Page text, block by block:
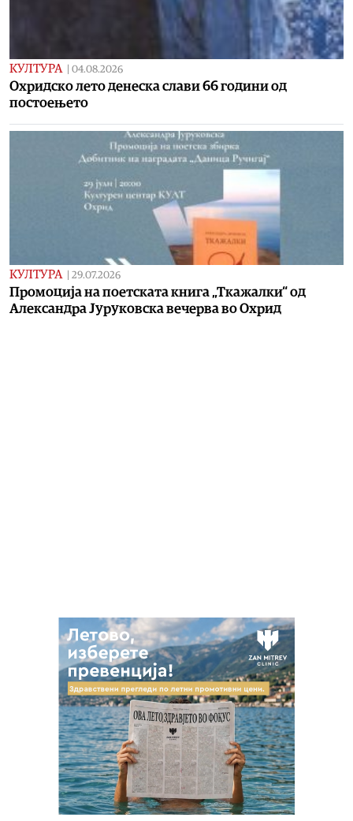
КУЛТУРА 04.08.2026
Охридско лето денеска слави 66 години од
постоењето
КУЛТУРА 29.07.2026
Промоција на поетската книга „Ткажалки“ од
Александра Јуруковска вечерва во Охрид